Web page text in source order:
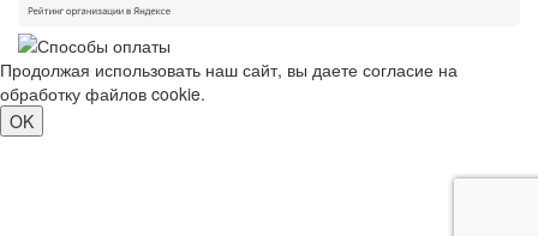
Продолжая использовать наш сайт, вы даете согласие на
обработку файлов cookie.
OK